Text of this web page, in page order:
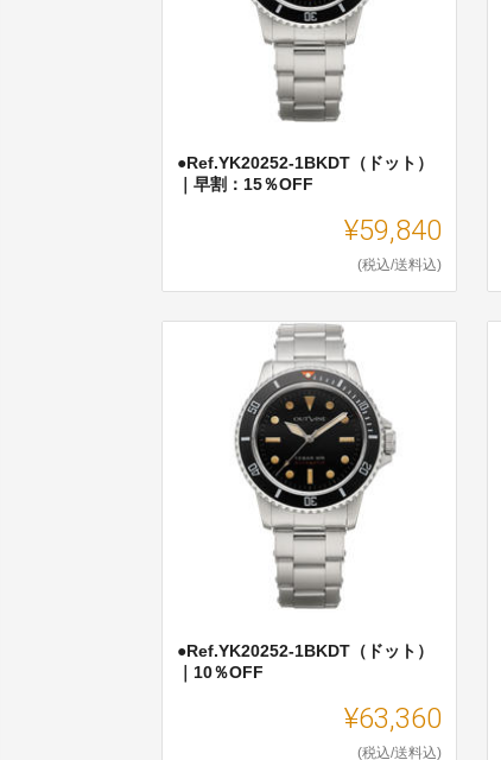
●Ref.YK20252-1BKDT（ドット）
｜早割：15％OFF
¥59,840
(税込/送料込)
●Ref.YK20252-1BKDT（ドット）
｜10％OFF
¥63,360
(税込/送料込)